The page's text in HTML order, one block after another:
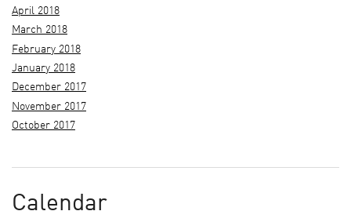
April 2018
March 2018
February 2018
January 2018
December 2017
November 2017
October 2017
Calendar